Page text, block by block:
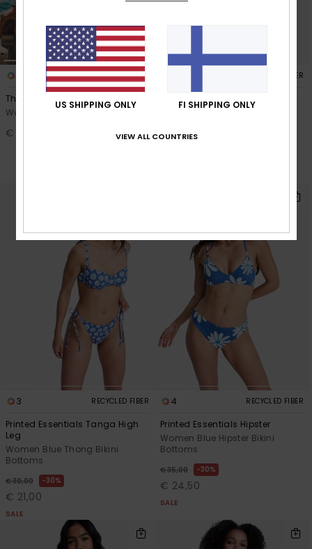
RECYCLED FIBER
The Retro Essentials Classic
Women Black Bikini Bottoms
€ 35,00
RECYCLED FIBER
3 RECYCLED FIBER
Printed Essentials Tanga High
Leg
Women Blue Thong Bikini
Bottoms
€ 30,00 30%
€ 21,00
SALE
4 RECYCLED FIBER
Printed Essentials Hipster
Women Blue Hipster Bikini
Bottoms
€ 35,00 30%
€ 24,50
SALE
US SHIPPING ONLY FI SHIPPING ONLY
VIEW ALL COUNTRIES